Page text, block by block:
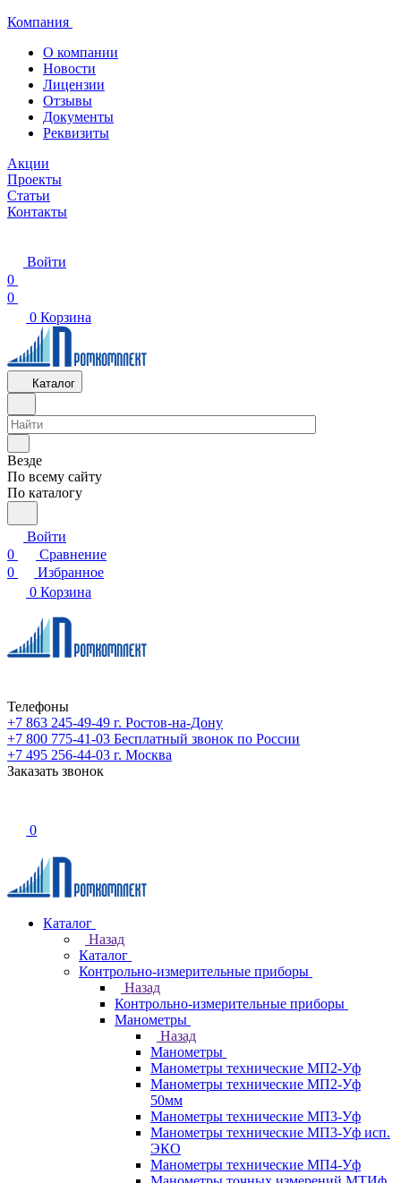
Компания
О компании
Новости
Лицензии
Отзывы
Документы
Реквизиты
Акции
Проекты
Статьи
Контакты
Войти
0
0
0 Корзина
Каталог
Везде
По всему сайту
По каталогу
Войти
0
Сравнение
0
Избранное
0 Корзина
Телефоны
+7 863 245-49-49 г. Ростов-на-Дону
+7 800 775-41-03 Бесплатный звонок по России
+7 495 256-44-03 г. Москва
Заказать звонок
0
Каталог
Назад
Каталог
Контрольно-измерительные приборы
Назад
Контрольно-измерительные приборы
Манометры
Назад
Манометры
Манометры технические МП2-Уф
Манометры технические МП2-Уф
50мм
Манометры технические МП3-Уф
Манометры технические МП3-Уф исп.
ЭКО
Манометры технические МП4-Уф